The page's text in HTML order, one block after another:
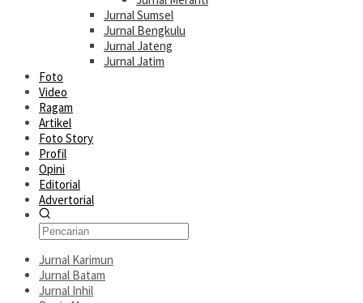
Jurnal Sumsel
Jurnal Bengkulu
Jurnal Jateng
Jurnal Jatim
Foto
Video
Ragam
Artikel
Foto Story
Profil
Opini
Editorial
Advertorial
Jurnal Karimun
Jurnal Batam
Jurnal Inhil